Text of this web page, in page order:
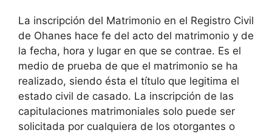
La inscripción del Matrimonio en el Registro Civil
de Ohanes hace fe del acto del matrimonio y de
la fecha, hora y lugar en que se contrae. Es el
medio de prueba de que el matrimonio se ha
realizado, siendo ésta el título que legitima el
estado civil de casado. La inscripción de las
capitulaciones matrimoniales solo puede ser
solicitada por cualquiera de los otorgantes o